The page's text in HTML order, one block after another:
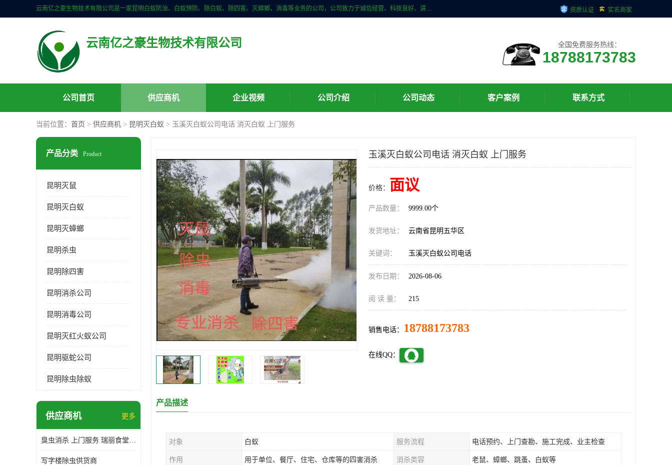
云南亿之豪生物技术有限公司是一家昆明白蚁防治、白蚁预防、除白蚁、除四害、灭蟑螂、消毒等业务的公司，公司致力于诚信经营、科技良好、讲究信誉、造福社会的理念，坚持走技术化、服务统一化,竭诚以优良的施工质量、主动的跟进服务、的管理经验，以诚信取于社会，立足于社会。 资质认证 实名商家
云南亿之豪生物技术有限公司 全国免费服务热线：
18788173783
公司首页 供应商机 企业视频 公司介绍 公司动态 客户案例 联系方式
当前位置： 首页 > 供应商机 > 昆明灭白蚁 > 玉溪灭白蚁公司电话 消灭白蚁 上门服务
产品分类 Product
昆明灭鼠
昆明灭白蚁
昆明灭蟑螂
昆明杀虫
昆明除四害
昆明消杀公司
昆明消毒公司
昆明灭红火蚁公司
昆明驱蛇公司
昆明除虫除蚁
供应商机 更多
臭虫消杀 上门服务 瑞丽食堂杀虫公司*
写字楼除虫供货商
玉溪灭白蚁公司电话 消灭白蚁 上门服务
价格： 面议
产品数量： 9999.00个
发货地址： 云南省昆明五华区
关键词： 玉溪灭白蚁公司电话
发布日期： 2026-08-06
阅 读 量： 215
销售电话： 18788173783
在线QQ：
产品描述
对象 白蚁 服务流程 电话预约、上门查勘、施工完成、业主检查
作用 用于单位、餐厅、住宅、仓库等的四害消杀 消杀类容 老鼠、蟑螂、跳蚤、白蚁等